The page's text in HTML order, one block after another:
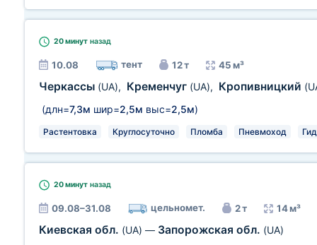
20 минут назад
10.08 тент 12 т 45 м³
Черкассы (UA), Кременчуг (UA), Кропивницкий
(длн=7,3м шир=2,5м выс=2,5м)
Растентовка Круглосуточно Пломба Пневмоход
20 минут назад
09.08–31.08 цельномет. 2 т 14 м³
Киевская обл. (UA) — Запорожская обл. (UA)